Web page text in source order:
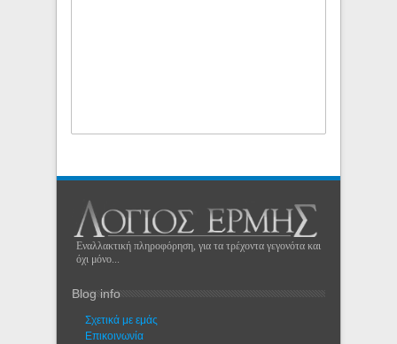
Εναλλακτική πληροφόρηση, για τα τρέχοντα γεγονότα και
όχι μόνο...
Blog info
Σχετικά με εμάς
Eπικοινωνία